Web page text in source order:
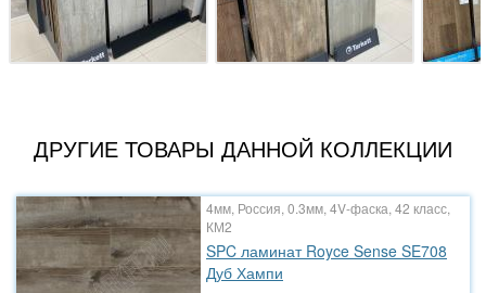
ДРУГИЕ ТОВАРЫ ДАННОЙ КОЛЛЕКЦИИ
4мм, Россия, 0.3мм, 4V-фаска, 42 класс,
КМ2
SPC ламинат Royce Sense SE708
Дуб Хампи